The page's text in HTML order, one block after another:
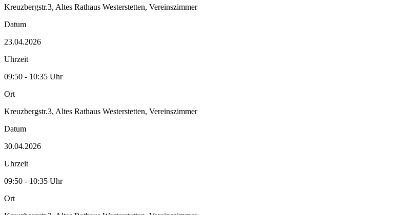
Kreuzbergstr.3, Altes Rathaus Westerstetten, Vereinszimmer
Datum
23.04.2026
Uhrzeit
09:50 - 10:35 Uhr
Ort
Kreuzbergstr.3, Altes Rathaus Westerstetten, Vereinszimmer
Datum
30.04.2026
Uhrzeit
09:50 - 10:35 Uhr
Ort